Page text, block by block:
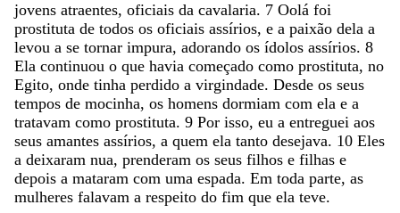
jovens atraentes, oficiais da cavalaria. 7 Oolá foi
prostituta de todos os oficiais assírios, e a paixão dela a
levou a se tornar impura, adorando os ídolos assírios. 8
Ela continuou o que havia começado como prostituta, no
Egito, onde tinha perdido a virgindade. Desde os seus
tempos de mocinha, os homens dormiam com ela e a
tratavam como prostituta. 9 Por isso, eu a entreguei aos
seus amantes assírios, a quem ela tanto desejava. 10 Eles
a deixaram nua, prenderam os seus filhos e filhas e
depois a mataram com uma espada. Em toda parte, as
mulheres falavam a respeito do fim que ela teve.